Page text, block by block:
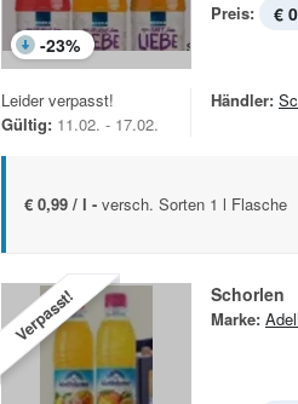
-23%
Preis: €
Leider verpasst!
Gültig: 11.02. - 17.02.
Händler:
€ 0,99 / l - versch. Sorten 1 l Flasche
Verpasst! Schorlen
Marke: